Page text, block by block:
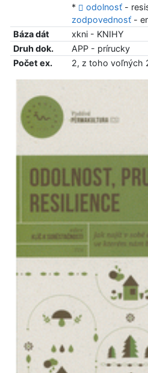
*
odolnosť-
zodpovednosť-
Báza dát
xkni - KNIHY
Druh dok.
APP - prírucky
Počet ex.
2, z toho voľných